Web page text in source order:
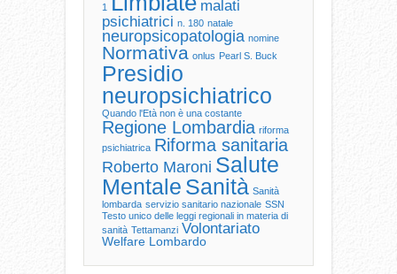
1
malati
psichiatrici n. 180 natale
neuropsicopatologia nomine
Normativa onlus Pearl S. Buck
Presidio
neuropsichiatrico
Quando l'Età non è una costante
Regione Lombardia riforma
psichiatrica Riforma sanitaria
Roberto Maroni Salute
Mentale Sanità Sanità
lombarda servizio sanitario nazionale SSN
Testo unico delle leggi regionali in materia di
sanità Tettamanzi Volontariato
Welfare Lombardo